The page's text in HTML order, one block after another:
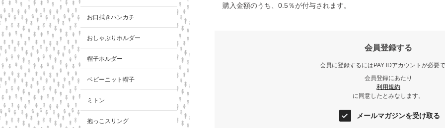
購入金額のうち、0.5％が付与されます。
会員登録する
会員に登録するにはPAY IDアカウントが必要
会員登録にあたり
利用規約
に同意したとみなします。
メールマガジンを受け取る
お口拭きハンカチ
おしゃぶりホルダー
帽子ホルダー
ベビーニット帽子
ミトン
抱っこスリング